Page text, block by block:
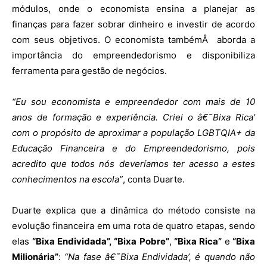
módulos, onde o economista ensina a planejar as
finanças para fazer sobrar dinheiro e investir de acordo
com seus objetivos. O economista tambémÂ aborda a
importância do empreendedorismo e disponibiliza
ferramenta para gestão de negócios.
“Eu sou economista e empreendedor com mais de 10
anos de formação e experiência. Criei o â€˜Bixa Rica’
com o propósito de aproximar a população LGBTQIA+ da
Educação Financeira e do Empreendedorismo, pois
acredito que todos nós deveríamos ter acesso a estes
conhecimentos na escola”, conta Duarte.
Duarte explica que a dinâmica do método consiste na
evolução financeira em uma rota de quatro etapas, sendo
elas“Bixa Endividada”, “Bixa Pobre”, “Bixa Rica”e “Bixa
Milionária”: “Na fase â€˜Bixa Endividada’, é quando não